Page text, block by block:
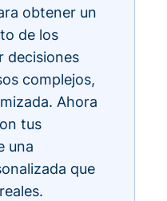
obtener un
de los
decisiones
complejos,
Ahora
tus
una
que